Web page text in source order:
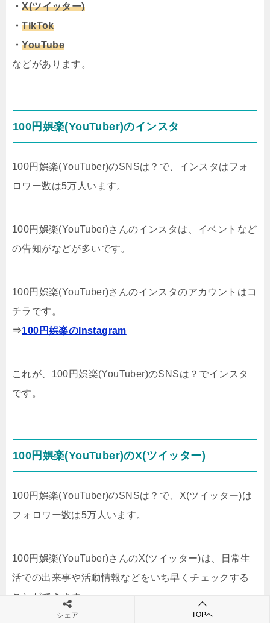
・X(ツイッター)
・TikTok
・YouTube
などがあります。
100円娯楽(YouTuber)のインスタ
100円娯楽(YouTuber)のSNSは？で、インスタはフォ
ロワー数は5万人います。
100円娯楽(YouTuber)さんのインスタは、イベントなど
の告知がなどが多いです。
100円娯楽(YouTuber)さんのインスタのアカウントはコ
チラです。
⇒100円娯楽のInstagram
これが、100円娯楽(YouTuber)のSNSは？でインスタ
です。
100円娯楽(YouTuber)のX(ツイッター)
100円娯楽(YouTuber)のSNSは？で、X(ツイッター)は
フォロワー数は5万人います。
100円娯楽(YouTuber)さんのX(ツイッター)は、日常生
活での出来事や活動情報などをいち早くチェックする
ことができます。
シェア TOPへ